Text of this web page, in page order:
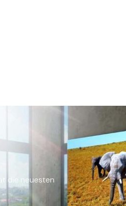
die neuesten